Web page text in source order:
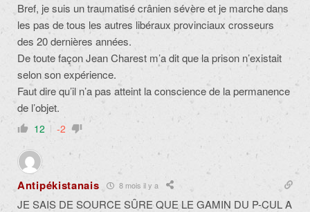
Bref, je suis un traumatisé crânien sévère et je marche dans
les pas de tous les autres libéraux provinciaux crosseurs
des 20 dernières années.
De toute façon Jean Charest m’a dit que la prison n’existait
selon son expérience.
Faut dire qu’il n’a pas atteint la conscience de la permanence
de l’objet.
12 -2
Antipékistanais 8 mois il y a
JE SAIS DE SOURCE SÛRE QUE LE GAMIN DU P-CUL A